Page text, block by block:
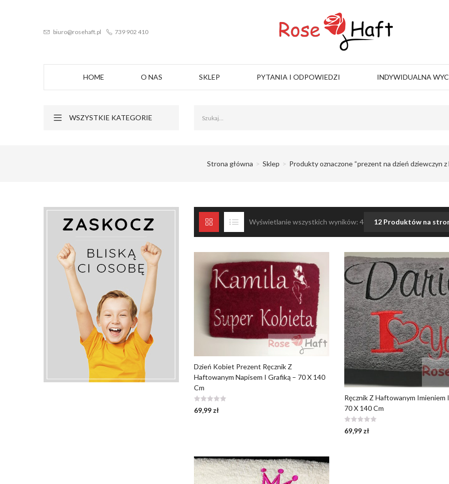
biuro@rosehaft.pl 739 902 410
HOME O NAS SKLEP PYTANIA I ODPOWIEDZI INDYWIDUALNA
WSZYSTKIE KATEGORIE
Strona główna Sklep Produkty oznaczone “prezent na dzień dziewczyn z
Wyświetlanie wszystkich wyników: 4 12 Produktów na
Dzień Kobiet Prezent Ręcznik Z
Haftowanym Napisem I Grafiką – 70 X 140
Cm
69,99 zł
Ręcznik Z Haftowanym Imieniem
70 X 140 Cm
69,99 zł